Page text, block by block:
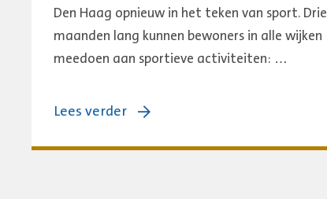
Den Haag opnieuw in het teken van sport. Drie
maanden lang kunnen bewoners in alle wijken
meedoen aan sportieve activiteiten: …
Lees verder over:
Sportzomer